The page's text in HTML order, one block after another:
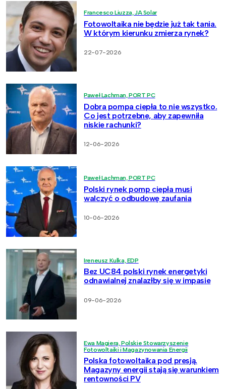
Francesco Liuzza, JA Solar
Fotowoltaika nie będzie już tak tania.
W którym kierunku zmierza rynek?
22-07-2026
Paweł Lachman, PORT PC
Dobra pompa ciepła to nie wszystko.
Co jest potrzebne, aby zapewniła
niskie rachunki?
12-06-2026
Paweł Lachman, PORT PC
Polski rynek pomp ciepła musi
walczyć o odbudowę zaufania
10-06-2026
Ireneusz Kulka, EDP
Bez UC84 polski rynek energetyki
odnawialnej znalazłby się w impasie
09-06-2026
Ewa Magiera, Polskie Stowarzyszenie
Fotowoltaiki i Magazynowania Energii
Polska fotowoltaika pod presją.
Magazyny energii stają się warunkiem
rentowności PV